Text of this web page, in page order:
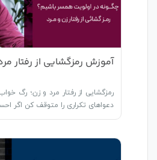
آموزش رمزگشایی از رفتار
رمزگشایی از رفتار مرد و زن؛ رگ
دعواهای تکراری را متوقف کن اگر